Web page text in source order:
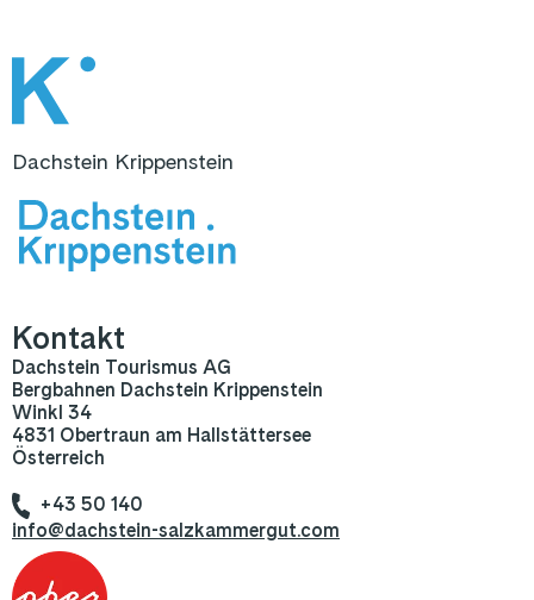
Dachstein Krippenstein
Kontakt
Dachstein Tourismus AG
Bergbahnen Dachstein Krippenstein
Winkl 34
4831 Obertraun am Hallstättersee
Österreich
+43 50 140
info@dachstein-salzkammergut.com